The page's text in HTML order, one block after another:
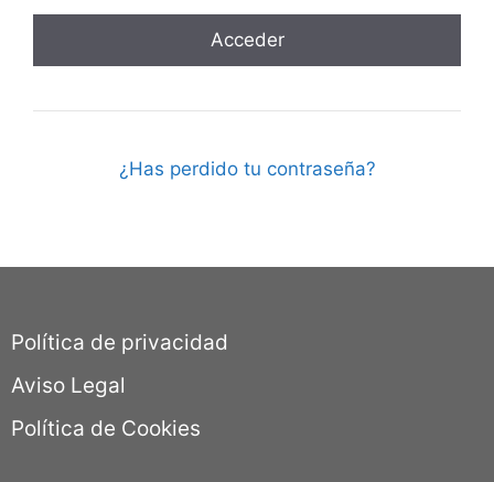
¿Has perdido tu contraseña?
Política de privacidad
Aviso Legal
Política de Cookies